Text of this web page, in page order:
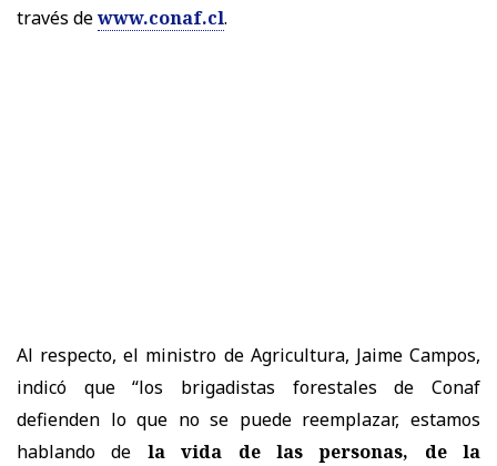
través dewww.conaf.cl.
Al respecto, el ministro de Agricultura, Jaime Campos,
indicó que “los brigadistas forestales de Conaf
defienden lo que no se puede reemplazar, estamos
hablando de la vida de las personas, de la